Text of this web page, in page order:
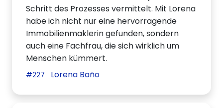
Schritt des Prozesses vermittelt. Mit Lorena
habe ich nicht nur eine hervorragende
Immobilienmaklerin gefunden, sondern
auch eine Fachfrau, die sich wirklich um
Menschen kümmert.
#227 Lorena Baño